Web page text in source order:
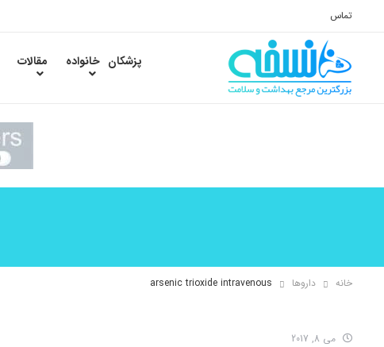
تماس
پزشکان خانواده مقالات
خانه داروها arsenic trioxide intravenous
می 8, 2017